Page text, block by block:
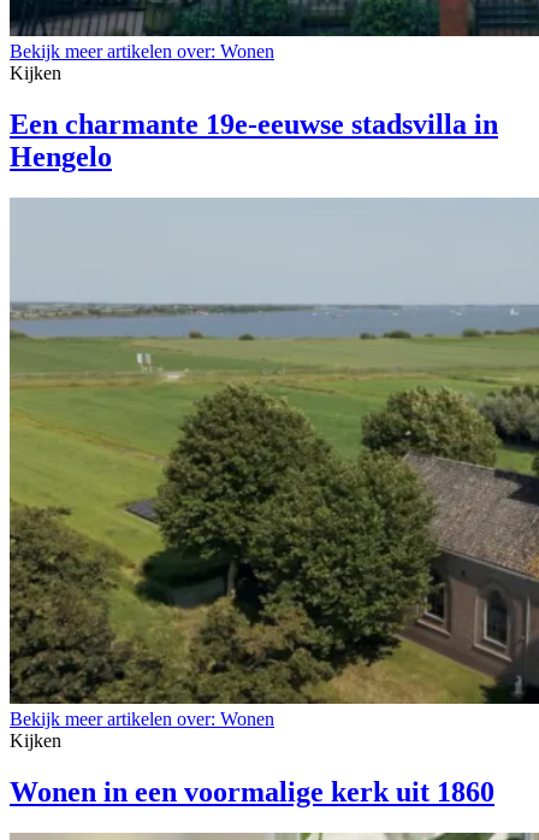
Bekijk meer artikelen over: Wonen
Kijken
Een charmante 19e-eeuwse stadsvilla in
Hengelo
Bekijk meer artikelen over: Wonen
Kijken
Wonen in een voormalige kerk uit 1860